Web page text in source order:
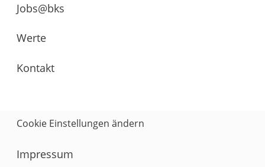
Jobs@bks
Werte
Kontakt
Cookie Einstellungen ändern
Impressum